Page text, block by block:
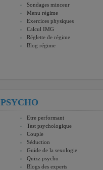
Sondages minceur
Menu régime
Exercices physiques
Calcul IMG
Réglette de régime
Blog régime
PSYCHO
Etre performant
Test psychologique
Couple
Séduction
Guide de la sexologie
Quizz psycho
Blogs des experts